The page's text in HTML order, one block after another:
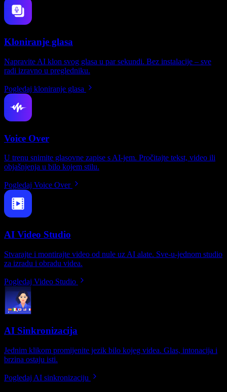
Kloniranje glasa
Napravite AI klon svog glasa u par sekundi. Bez instalacije – sve
radi izravno u pregledniku.
Pogledaj kloniranje glasa
Voice Over
U trenu snimite glasovne zapise s AI-jem. Pročitajte tekst, video ili
objašnjenja u bilo kojem stilu.
Pogledaj Voice Over
AI Video Studio
Stvarajte i montirajte video od nule uz AI alate. Sve-u-jednom studio
za izradu i obradu videa.
Pogledaj Video Studio
AI Sinkronizacija
Jednim klikom promijenite jezik bilo kojeg videa. Glas, intonacija i
brzina ostaju isti.
Pogledaj AI sinkronizaciju